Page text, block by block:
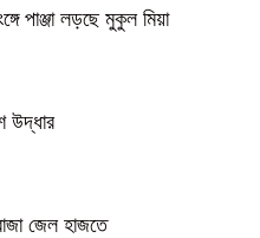
পাঞ্জা লড়ছে মুকুল মিয়া
উদ্ধার
জেল হাজতে